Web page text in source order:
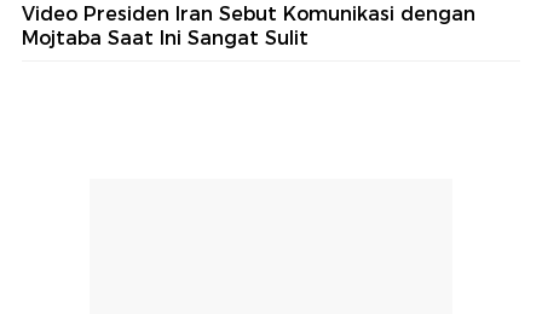
Video Presiden Iran Sebut Komunikasi dengan
Mojtaba Saat Ini Sangat Sulit